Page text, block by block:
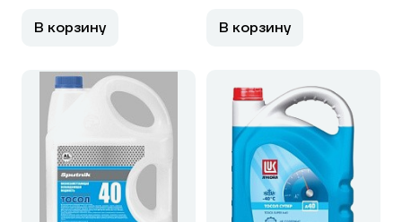
В корзину В корзину